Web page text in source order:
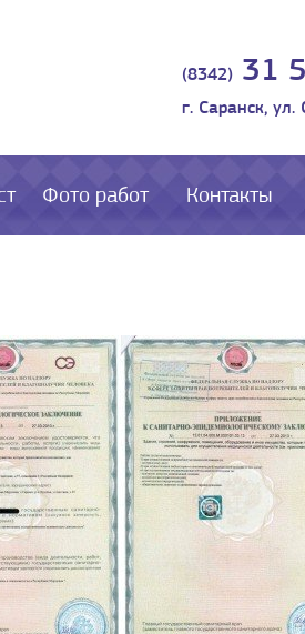
(8342) 31
г. Саранск, ул.
Фото работ Контакты